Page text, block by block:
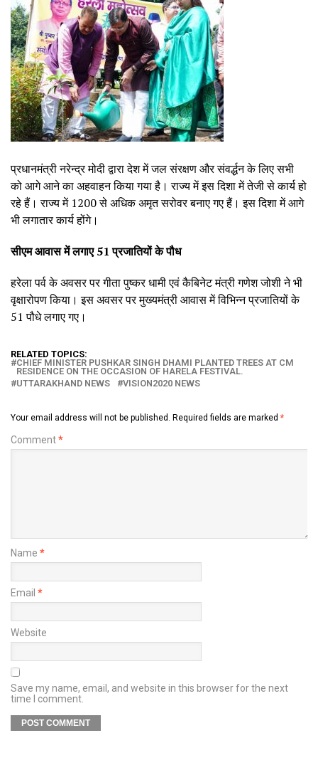
प्रधानमंत्री नरेन्द्र मोदी द्वारा देश में जल संरक्षण और संवर्द्धन के लिए सभी
को आगे आने का अहवाहन किया गया है। राज्य में इस दिशा में तेजी से कार्य हो
रहे हैं। राज्य में 1200 से अधिक अमृत सरोवर बनाए गए हैं। इस दिशा में आगे
भी लगातार कार्य होंगे।
सीएम आवास में लगाए 51 प्रजातियों के पौध
हरेला पर्व के अवसर पर गीता पुष्कर धामी एवं कैबिनेट मंत्री गणेश जोशी ने भी
वृक्षारोपण किया। इस अवसर पर मुख्यमंत्री आवास में विभिन्न प्रजातियों के
51 पौधे लगाए गए।
RELATED TOPICS:
CHIEF MINISTER PUSHKAR SINGH DHAMI PLANTED TREES AT CM
RESIDENCE ON THE OCCASION OF HARELA FESTIVAL.
UTTARAKHAND NEWS
VISION2020 NEWS
Your email address will not be published. Required fields are marked *
Comment*
Name *
Email *
Website
Save my name, email, and website in this browser for the next
time I comment.